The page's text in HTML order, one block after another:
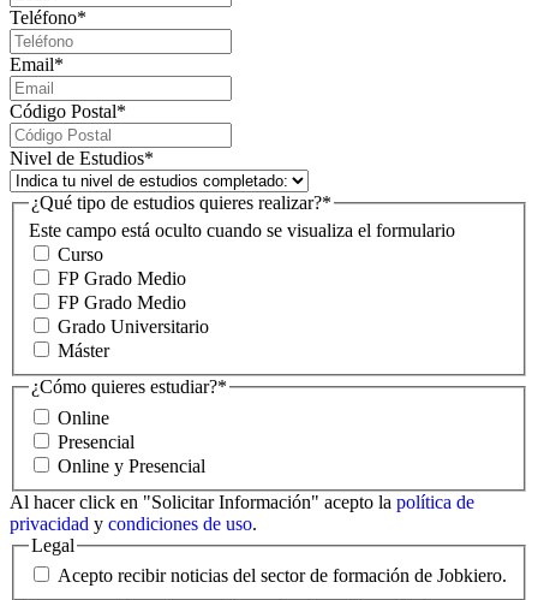
Teléfono*
Email*
Código Postal*
Nivel de Estudios*
Este campo está oculto cuando se visualiza el formulario
¿Qué tipo de estudios quieres realizar?*
Curso
FP Grado Medio
FP Grado Medio
Grado Universitario
Máster
¿Cómo quieres estudiar?*
Online
Presencial
Online y Presencial
Al hacer click en "Solicitar Información" acepto la política de
privacidad y condiciones de uso.
Legal
Acepto recibir noticias del sector de formación de Jobkiero.